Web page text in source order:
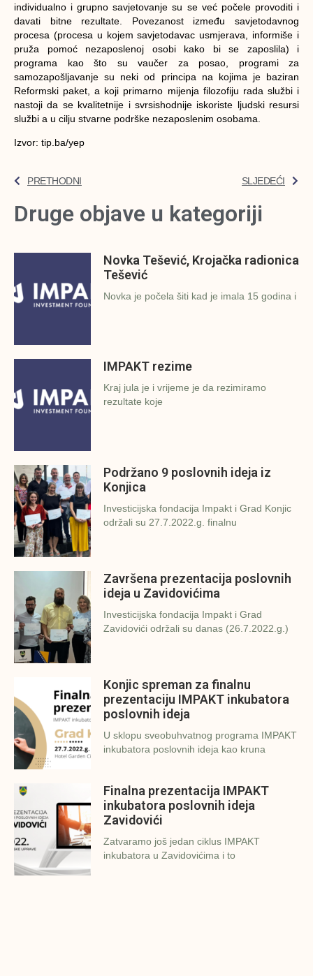
individualno i grupno savjetovanje su se već počele provoditi i
davati bitne rezultate. Povezanost između savjetodavnog
procesa (procesa u kojem savjetodavac usmjerava, informiše i
pruža pomoć nezaposlenoj osobi kako bi se zaposlila) i
programa kao što su vaučer za posao, programi za
samozapošljavanje su neki od principa na kojima je baziran
Reformski paket, a koji primarno mijenja filozofiju rada službi i
nastoji da se kvalitetnije i svrsishodnije iskoriste ljudski resursi
službi a u cilju stvarne podrške nezaposlenim osobama.
Izvor: tip.ba/yep
PRETHODNI SLJEDEĆI
Druge objave u kategoriji
Novka Tešević, Krojačka radionica
Tešević
Novka je počela šiti kad je imala 15 godina i
IMPAKT rezime
Kraj jula je i vrijeme je da rezimiramo
rezultate koje
Podržano 9 poslovnih ideja iz
Konjica
Investicijska fondacija Impakt i Grad Konjic
održali su 27.7.2022.g. finalnu
Završena prezentacija poslovnih
ideja u Zavidovićima
Investicijska fondacija Impakt i Grad
Zavidovići održali su danas (26.7.2022.g.)
Konjic spreman za finalnu
prezentaciju IMPAKT inkubatora
poslovnih ideja
U sklopu sveobuhvatnog programa IMPAKT
inkubatora poslovnih ideja kao kruna
Finalna prezentacija IMPAKT
inkubatora poslovnih ideja
Zavidovići
Zatvaramo još jedan ciklus IMPAKT
inkubatora u Zavidovićima i to